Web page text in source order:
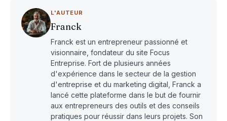
L'AUTEUR
Franck
Franck est un entrepreneur passionné et
visionnaire, fondateur du site Focus
Entreprise. Fort de plusieurs années
d'expérience dans le secteur de la gestion
d'entreprise et du marketing digital, Franck a
lancé cette plateforme dans le but de fournir
aux entrepreneurs des outils et des conseils
pratiques pour réussir dans leurs projets. Son